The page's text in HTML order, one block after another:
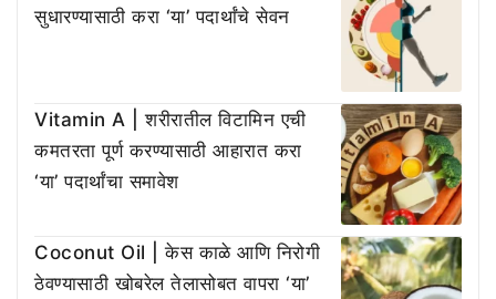
सुधारण्यासाठी करा ‘या’ पदार्थांचे सेवन
Vitamin A | शरीरातील विटामिन एची
कमतरता पूर्ण करण्यासाठी आहारात करा
‘या’ पदार्थांचा समावेश
Coconut Oil | केस काळे आणि निरोगी
ठेवण्यासाठी खोबरेल तेलासोबत वापरा ‘या’